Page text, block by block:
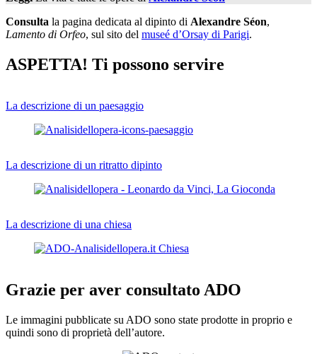
Consulta la pagina dedicata al dipinto di Alexandre Séon,
Lamento di Orfeo, sul sito del museé d’Orsay di Parigi.
ASPETTA! Ti possono servire
La descrizione di un paesaggio
La descrizione di un ritratto dipinto
La descrizione di una chiesa
Grazie per aver consultato ADO
Le immagini pubblicate su ADO sono state prodotte in proprio e
quindi sono di proprietà dell’autore.